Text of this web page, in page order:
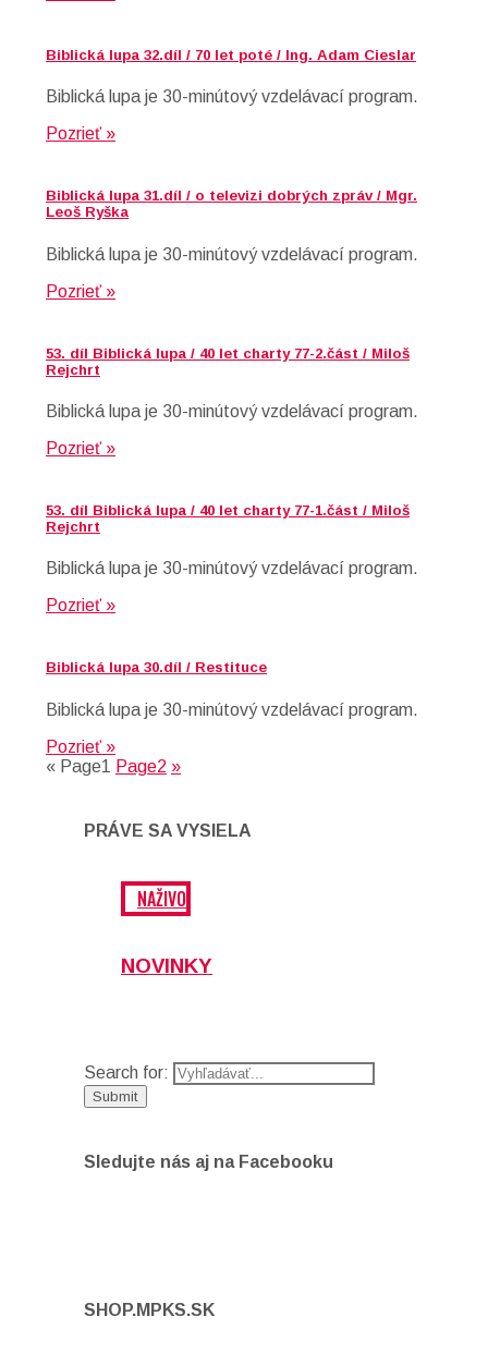
Biblická lupa 32.díl / 70 let poté / Ing. Adam Cieslar
Biblická lupa je 30-minútový vzdelávací program.
Pozrieť »
Biblická lupa 31.díl / o televizi dobrých zpráv / Mgr.
Leoš Ryška
Biblická lupa je 30-minútový vzdelávací program.
Pozrieť »
53. díl Biblická lupa / 40 let charty 77-2.část / Miloš
Rejchrt
Biblická lupa je 30-minútový vzdelávací program.
Pozrieť »
53. díl Biblická lupa / 40 let charty 77-1.část / Miloš
Rejchrt
Biblická lupa je 30-minútový vzdelávací program.
Pozrieť »
Biblická lupa 30.díl / Restituce
Biblická lupa je 30-minútový vzdelávací program.
Pozrieť »
« Page1 Page2 »
PRÁVE SA VYSIELA
NAŽIVO
NOVINKY
Search for:
Sledujte nás aj na Facebooku
SHOP.MPKS.SK